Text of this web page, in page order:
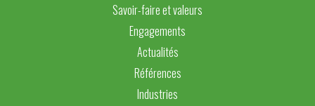
Savoir-faire et valeurs
Engagements
Actualités
Références
Industries